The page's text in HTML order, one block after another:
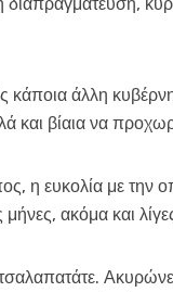
κάποια άλλη
και βίαια να
η ευκολία με την
ακόμα και